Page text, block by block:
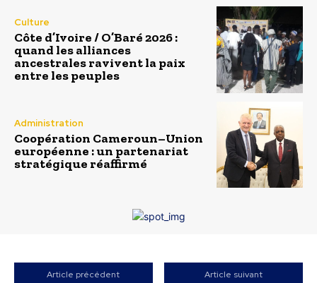
Culture
Côte d’Ivoire / O’Baré 2026 :
quand les alliances
ancestrales ravivent la paix
entre les peuples
Administration
Coopération Cameroun–Union
européenne : un partenariat
stratégique réaffirmé
Article précédent Article suivant